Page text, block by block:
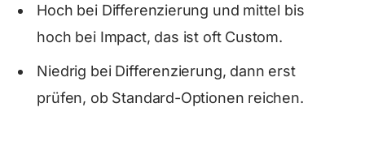
Hoch bei Differenzierung und mittel bis
hoch bei Impact, das ist oft Custom.
Niedrig bei Differenzierung, dann erst
prüfen, ob Standard-Optionen reichen.